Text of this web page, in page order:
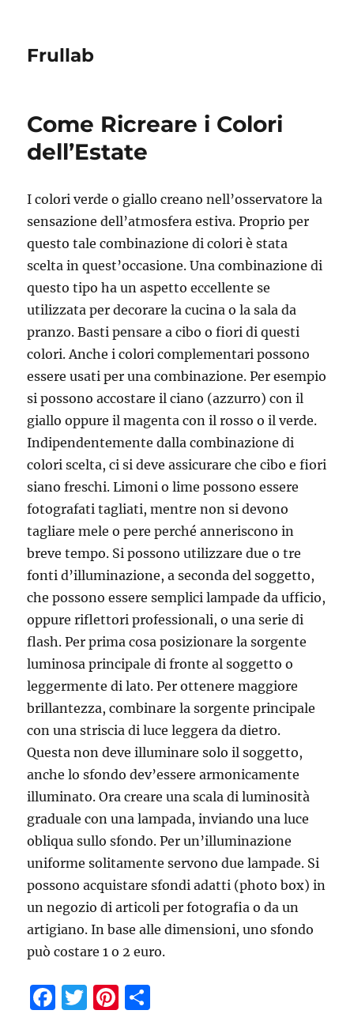
Frullab
Come Ricreare i Colori
dell’Estate
I colori verde o giallo creano nell’osservatore la
sensazione dell’atmosfera estiva. Proprio per
questo tale combinazione di colori è stata
scelta in quest’occasione. Una combinazione di
questo tipo ha un aspetto eccellente se
utilizzata per decorare la cucina o la sala da
pranzo. Basti pensare a cibo o fiori di questi
colori. Anche i colori complementari possono
essere usati per una combinazione. Per esempio
si possono accostare il ciano (azzurro) con il
giallo oppure il magenta con il rosso o il verde.
Indipendentemente dalla combinazione di
colori scelta, ci si deve assicurare che cibo e fiori
siano freschi. Limoni o lime possono essere
fotografati tagliati, mentre non si devono
tagliare mele o pere perché anneriscono in
breve tempo. Si possono utilizzare due o tre
fonti d’illuminazione, a seconda del soggetto,
che possono essere semplici lampade da ufficio,
oppure riflettori professionali, o una serie di
flash. Per prima cosa posizionare la sorgente
luminosa principale di fronte al soggetto o
leggermente di lato. Per ottenere maggiore
brillantezza, combinare la sorgente principale
con una striscia di luce leggera da dietro.
Questa non deve illuminare solo il soggetto,
anche lo sfondo dev’essere armonicamente
illuminato. Ora creare una scala di luminosità
graduale con una lampada, inviando una luce
obliqua sullo sfondo. Per un’illuminazione
uniforme solitamente servono due lampade. Si
possono acquistare sfondi adatti (photo box) in
un negozio di articoli per fotografia o da un
artigiano. In base alle dimensioni, uno sfondo
può costare 1 o 2 euro.
F
T
Pi